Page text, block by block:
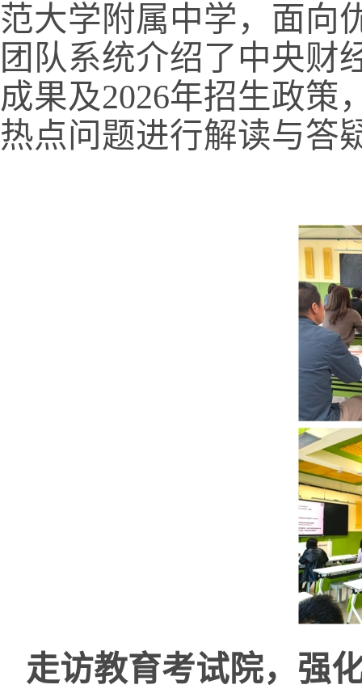
范大学附属中学，面向
团队系统介绍了中央财
成果及2026年招生政策
热点问题进行解读与答
走访教育考试院，强